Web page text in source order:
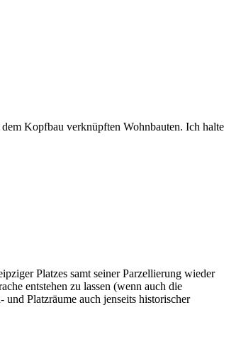
Kopfbau verknüpften Wohnbauten. Ich halte
Platzes samt seiner Parzellierung wieder
entstehen zu lassen (wenn auch die
Platzräume auch jenseits historischer